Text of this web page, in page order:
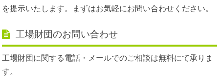
を提示いたします。まずはお気軽にお問い合わせください。
工場財団のお問い合わせ
工場財団に関する電話・メールでのご相談は無料にて承りま
す。